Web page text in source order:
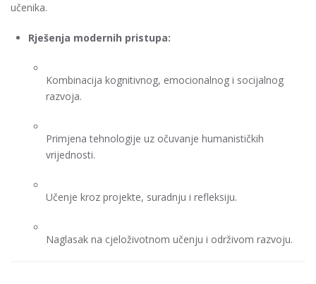
učenika.
Rješenja modernih pristupa:
Kombinacija kognitivnog, emocionalnog i socijalnog
razvoja.
Primjena tehnologije uz očuvanje humanističkih
vrijednosti.
Učenje kroz projekte, suradnju i refleksiju.
Naglasak na cjeloživotnom učenju i održivom razvoju.